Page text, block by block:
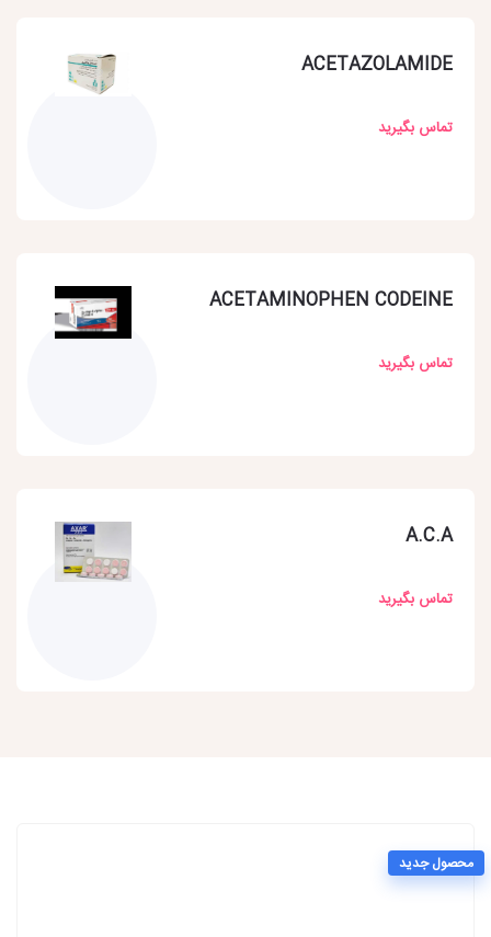
ACETAZOLAMIDE
تماس بگیرید
ACETAMINOPHEN CODEINE
تماس بگیرید
A.C.A
تماس بگیرید
محصول جدید